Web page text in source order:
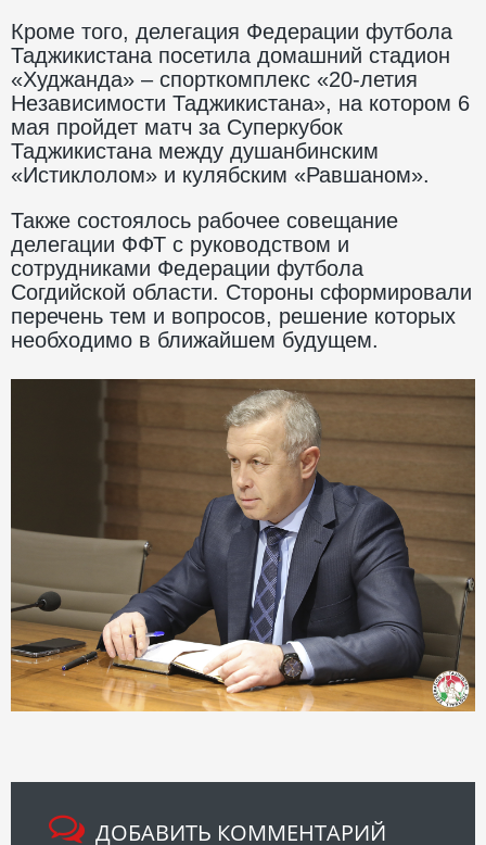
Кроме того, делегация Федерации футбола
Таджикистана посетила домашний стадион
«Худжанда» – спорткомплекс «20-летия
Независимости Таджикистана», на котором 6
мая пройдет матч за Суперкубок
Таджикистана между душанбинским
«Истиклолом» и кулябским «Равшаном».
Также состоялось рабочее совещание
делегации ФФТ с руководством и
сотрудниками Федерации футбола
Согдийской области. Стороны сформировали
перечень тем и вопросов, решение которых
необходимо в ближайшем будущем.
ДОБАВИТЬ КОММЕНТАРИЙ